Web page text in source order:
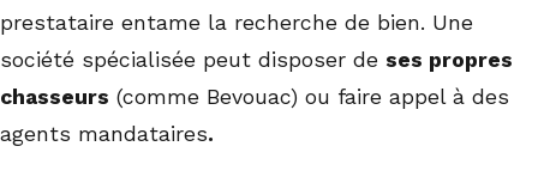
prestataire entame la recherche de bien. Une
société spécialisée peut disposer de ses propres
chasseurs (comme Bevouac) ou faire appel à des
agents mandataires.